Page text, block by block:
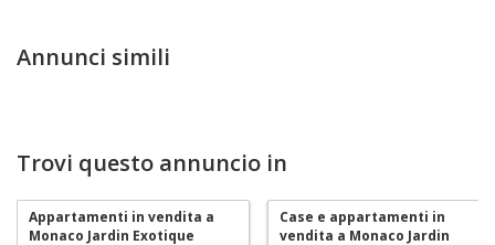
Annunci simili
Trovi questo annuncio in
Appartamenti in vendita a
Monaco Jardin Exotique
Case e appartamenti in
vendita a Monaco Jardin